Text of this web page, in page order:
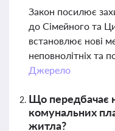
Закон посилює
до Сімейного та
встановлює нові
неповнолітніх та
Джерело
Що передбачає
комунальних
житла?